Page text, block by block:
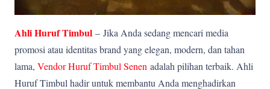
Ahli Huruf Timbul – Jika Anda sedang mencari media
promosi atau identitas brand yang elegan, modern, dan tahan
lama, Vendor Huruf Timbul Senen adalah pilihan terbaik. Ahli
Huruf Timbul hadir untuk membantu Anda menghadirkan